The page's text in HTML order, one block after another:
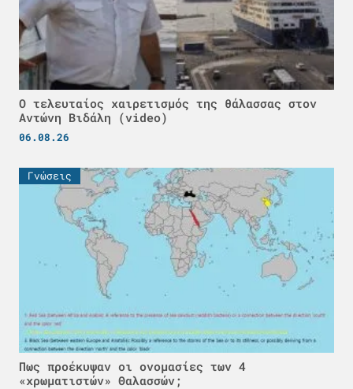
Ο τελευταίος χαιρετισμός της θάλασσας στον
Αντώνη Βιδάλη (video)
06.08.26
Γνώσεις
Πως προέκυψαν οι ονομασίες των 4
«χρωματιστών» Θαλασσών;